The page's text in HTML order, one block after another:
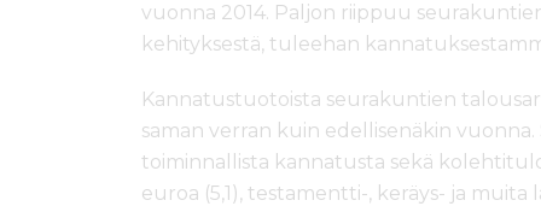
vuonna 2014. Paljon riippuu
kehityksestä, tuleehan
Kannatustuotoista seurakuntien
saman verran kuin edellisenäkin
toiminnallista kannatusta sekä
euroa (5,1), testamentti-, keräys- ja